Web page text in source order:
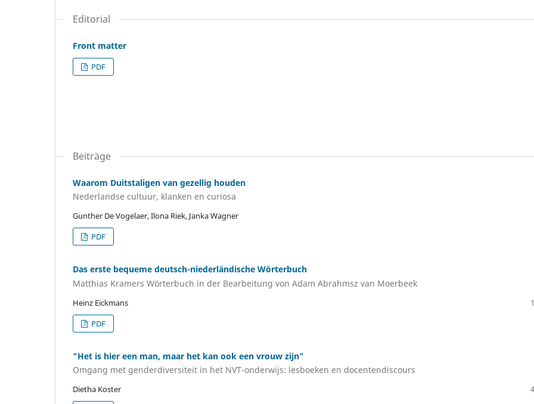
Editorial
Front matter
PDF
Beiträge
Waarom Duitstaligen van gezellig houden
Nederlandse cultuur, klanken en curiosa
Gunther De Vogelaer, Ilona Riek, Janka Wagner
PDF
Das erste bequeme deutsch-niederländische Wörterbuch
Matthias Kramers Wörterbuch in der Bearbeitung von Adam Abrahmsz van Moerbeek
Heinz Eickmans
PDF
"Het is hier een man, maar het kan ook een vrouw zijn"
Omgang met genderdiversiteit in het NVT-onderwijs: lesboeken en docentendiscours
Dietha Koster